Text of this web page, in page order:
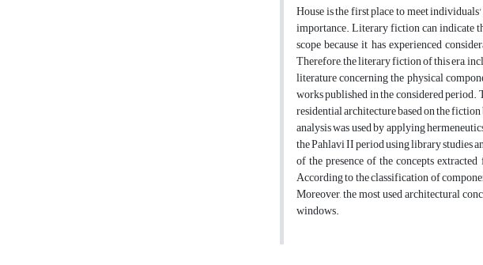
House is the first place to meet
importance. Literary fiction can indicate
scope because it has experienced
Therefore, the literary fiction of this era,
literature concerning the physical
works published in the considered
residential architecture based on the
analysis was used by applying
the Pahlavi II period using library studies
of the presence of the concepts
According to the classification of
Moreover, the most used architectural
windows.